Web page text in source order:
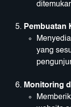
Pembuatan
yang
Monitoring